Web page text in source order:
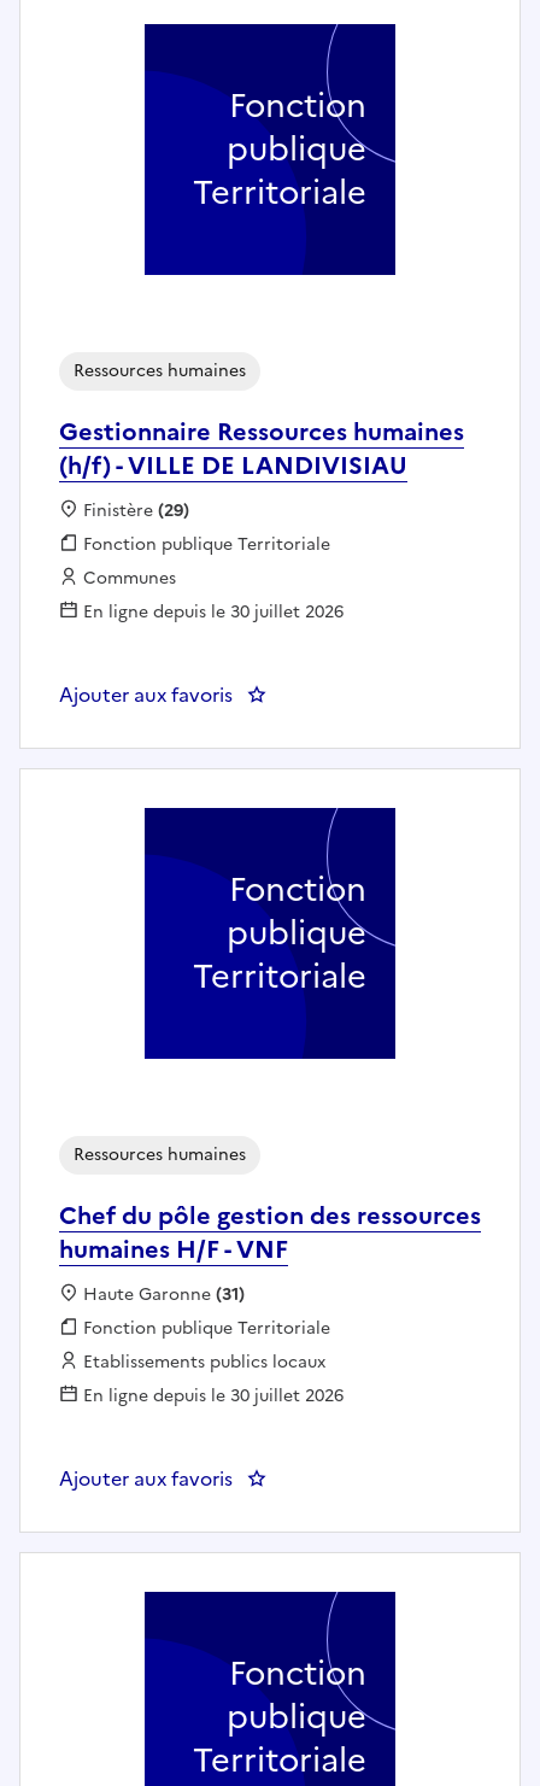
Gestionnaire Ressources humaines
(h/f) - VILLE DE LANDIVISIAU
Ressources humaines
Localisation :
Finistère(29)
Fonction publique :
Fonction publique Territoriale
Employeur :
Communes
En ligne depuis le 30 juillet 2026
Ajouter aux favoris : Gestionnaire Ressources
Fonction
publique
Territoriale
Chef du pôle gestion des ressources
humaines H/F - VNF
Ressources humaines
Localisation :
Haute Garonne(31)
Fonction publique :
Fonction publique Territoriale
Employeur :
Etablissements publics locaux
En ligne depuis le 30 juillet 2026
Ajouter aux favoris : Chef du pôle gestion des
Fonction
publique
Territoriale
Fonction
publique
Territoriale